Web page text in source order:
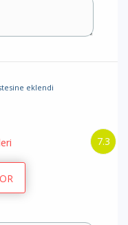
eklendi
7.3